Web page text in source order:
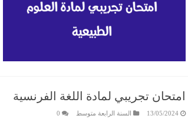
امتحان تجريبي لمادة اللغة الفرنسية
13/05/2024 السنة الرابعة متوسط 0